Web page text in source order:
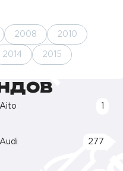
2008 2010
2014 2015
Aito
Audi 277